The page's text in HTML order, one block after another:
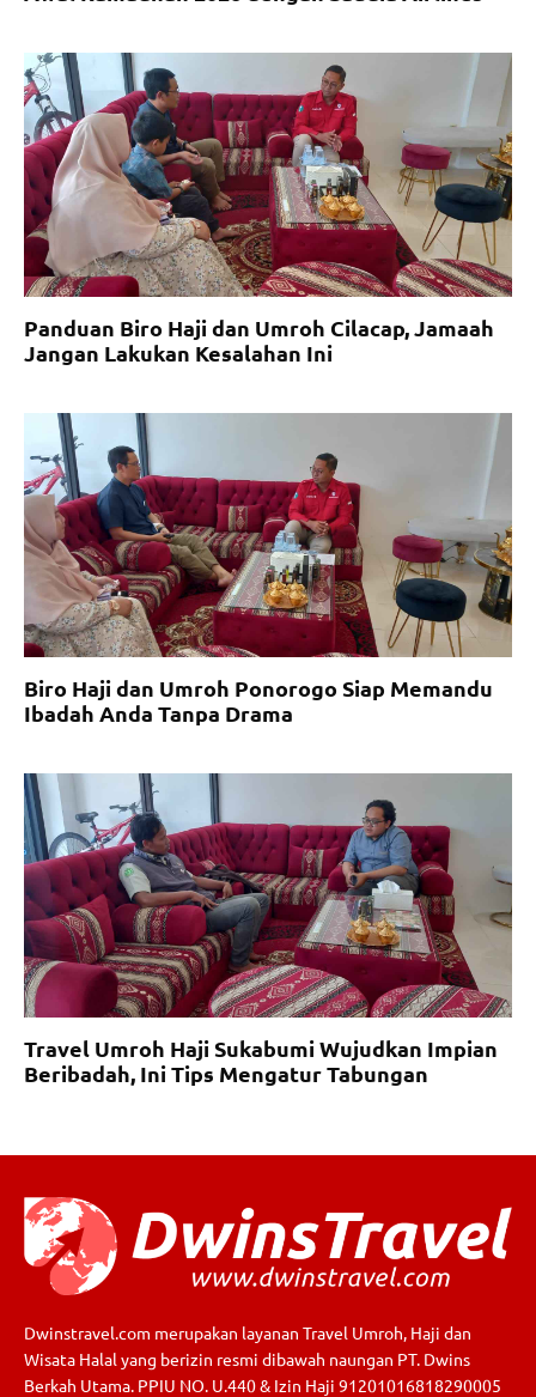
Panduan Biro Haji dan Umroh Cilacap, Jamaah
Jangan Lakukan Kesalahan Ini
Biro Haji dan Umroh Ponorogo Siap Memandu
Ibadah Anda Tanpa Drama
Travel Umroh Haji Sukabumi Wujudkan Impian
Beribadah, Ini Tips Mengatur Tabungan
Dwinstravel.com merupakan layanan Travel Umroh, Haji dan
Wisata Halal yang berizin resmi dibawah naungan PT. Dwins
Berkah Utama. PPIU NO. U.440 & Izin Haji 91201016818290005